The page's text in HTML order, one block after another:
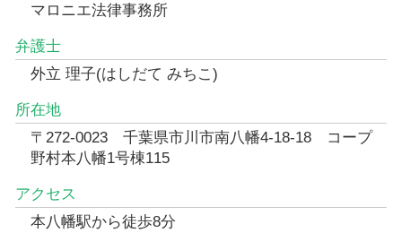
マロニエ法律事務所
弁護士
外立 理子(はしだて みちこ)
所在地
〒272-0023 千葉県市川市南八幡4-18-18 コープ
野村本八幡1号棟115
アクセス
本八幡駅から徒歩8分